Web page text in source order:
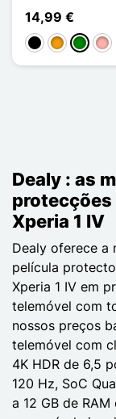
14,99 €
PretoLaranjaVerde
Dealy : as
protecções
Xperia 1 IV
Dealy oferece a
película
Xperia 1 IV em
telemóvel com
nossos preços
telemóvel com
4K HDR de 6,5
120 Hz, SoC
a 12 GB de